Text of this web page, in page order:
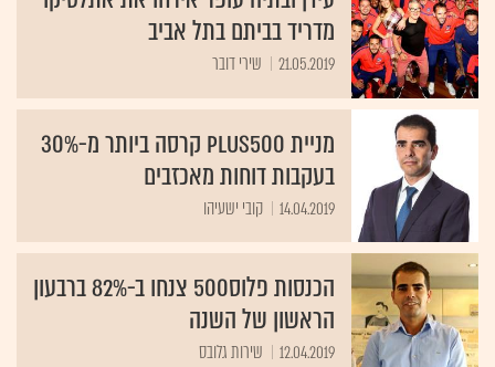
מדריד בביתם בתל אביב
21.05.2019 שירי דובר
מניית Plus500 קרסה ביותר מ-30%
בעקבות דוחות מאכזבים
14.04.2019 קובי ישעיהו
הכנסות פלוס500 צנחו ב-82% ברבעון
הראשון של השנה
12.04.2019 שירות גלובס